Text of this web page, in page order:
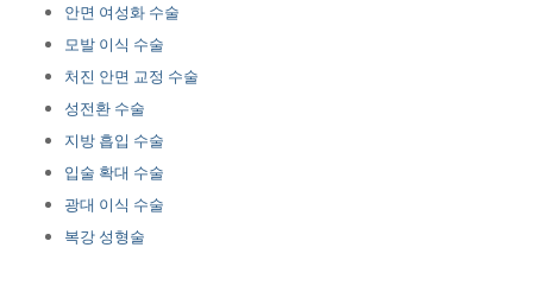
안면 여성화 수술
모발 이식 수술
처진 안면 교정 수술
성전환 수술
지방 흡입 수술
입술 확대 수술
광대 이식 수술
복강 성형술